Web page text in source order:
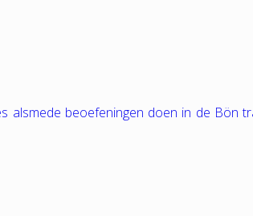
alsmede beoefeningen doen in de Bön